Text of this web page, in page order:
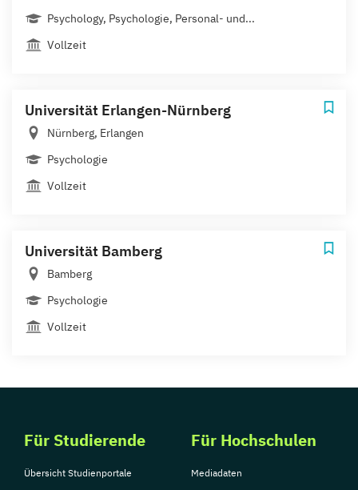
Psychology, Psychologie, Personal- und...
Vollzeit
Universität Erlangen-Nürnberg
Nürnberg, Erlangen
Psychologie
Vollzeit
Universität Bamberg
Bamberg
Psychologie
Vollzeit
Für Studierende
Übersicht Studienportale
Für Hochschulen
Mediadaten